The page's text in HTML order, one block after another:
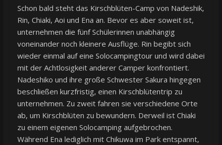
Schon bald steht das Kirschblüten-Camp von Nadeshik,
Rin, Chiaki, Aoi und Ena an. Bevor es aber soweit ist,
unternehmen die fünf Schülerinnen unabhängig
voneinander noch kleinere Ausflüge. Rin begibt sich
wieder einmal auf eine Solocampingtour und wird dabei
mit der Achtlosigkeit anderer Camper konfrontiert.
Nadeshiko und ihre große Schwester Sakura hingegen
beschließen kurzfristig, einen Kirschblütentrip zu
unternehmen. Zu zweit fahren sie verschiedene Orte
ab, um Kirschblüten zu bewundern. Derweil ist Chiaki
zu einem eigenen Solocamping aufgebrochen.
Während Ena lediglich mit Chikuwa im Park entspannt,